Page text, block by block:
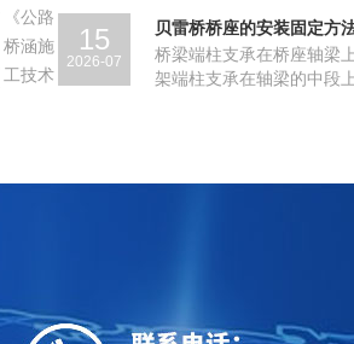
15
2026-07
贝雷桥桥座的安装固定方
桥梁端柱支承在桥座轴梁
架端柱支承在轴梁的中段
《公路
桥涵施
工技术